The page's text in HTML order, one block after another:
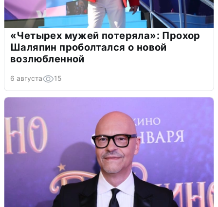
«Четырех мужей потеряла»: Прохор
Шаляпин проболтался о новой
возлюбленной
6 августа 15